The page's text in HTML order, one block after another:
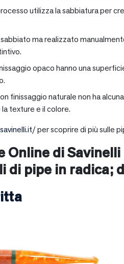
utilizza la sabbiatura per
sabbiato ma realizzato
opaco hanno una
finissaggio naturale non ha
texture e il colore.
per scoprire di più sulle
Online di
di pipe in radica;